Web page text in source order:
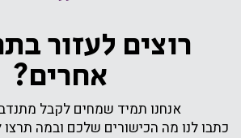
רוצים לעזור
אחרים?
אנחנו תמיד שמחים לקבל
כתבו לנו מה הכישורים שלכם ובמה תרצו